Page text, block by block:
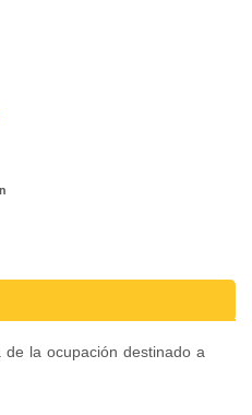
de la ocupación destinado a